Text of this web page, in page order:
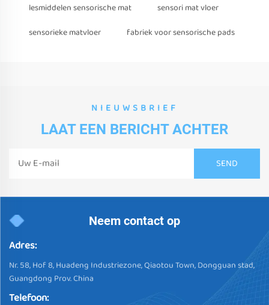
lesmiddelen sensorische mat
sensori mat vloer
sensorieke matvloer
fabriek voor sensorische pads
NIEUWSBRIEF
LAAT EEN BERICHT ACHTER
Neem contact op
Adres:
Nr. 58, Hof 8, Huadeng Industriezone, Qiaotou Town, Dongguan stad,
Guangdong Prov. China
Telefoon: